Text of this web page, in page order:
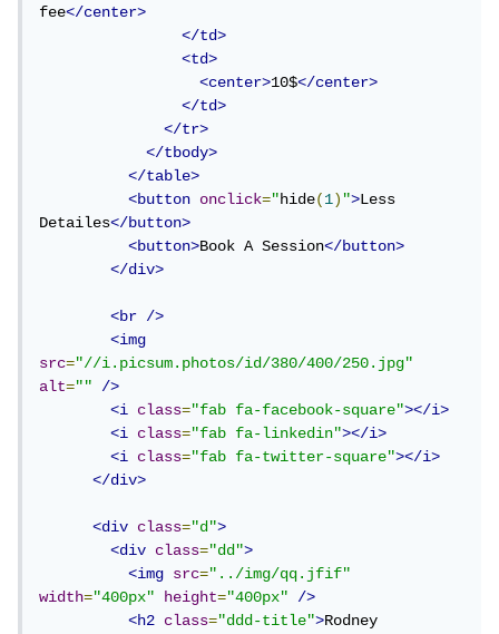
fee</center>
</td>
<td>
<center>10$</center>
</td>
</tr>
</tbody>
</table>
<button
onclick="hide(1)">Less
Detailes</button>
<button>Book A Session</button>
</div>
<br
/>
<img
src="//i.picsum.photos/id/380/400/250.jpg"
alt=""
/>
<i
class="fab fa-facebook-square"></i>
<i
class="fab fa-linkedin"></i>
<i
class="fab fa-twitter-square"></i>
</div>
<div class="d">
<div
class="dd">
<img
src="../img/qq.jfif"
width="400px" height="400px"
/>
<h2
class="ddd-title">Rodney